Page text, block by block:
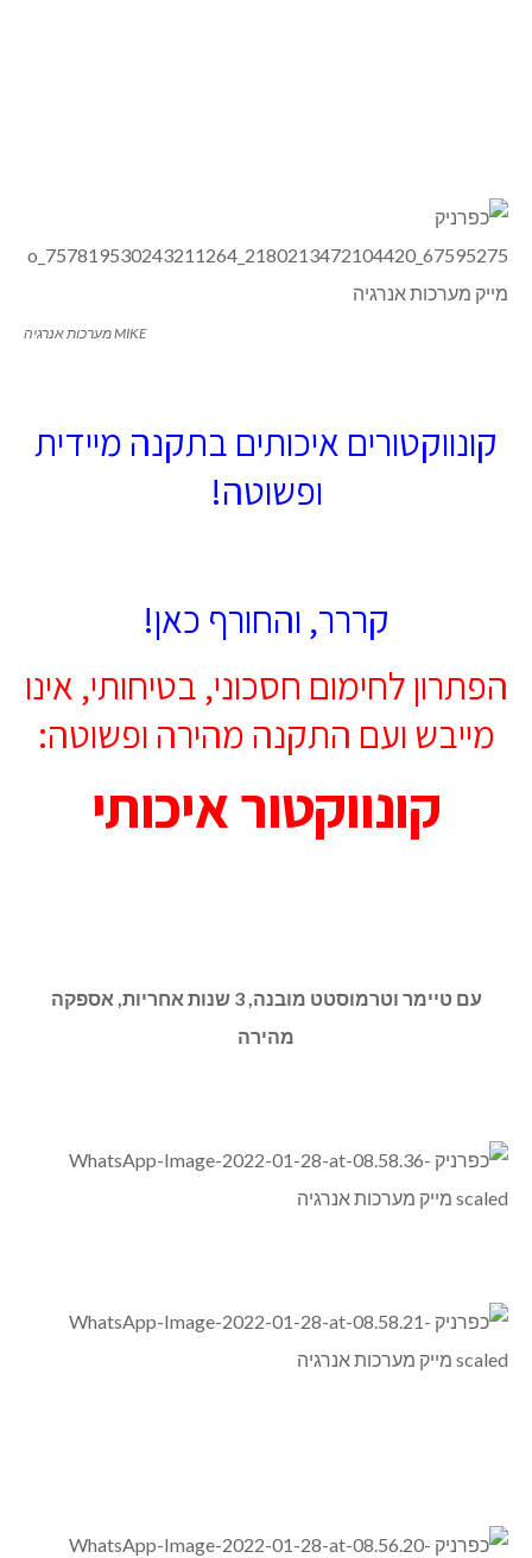
MIKE מערכות אנרגיה
קונווקטורים איכותים בתקנה מיידית
ופשוטה!
קררר, והחורף כאן!
הפתרון לחימום חסכוני, בטיחותי, אינו
מייבש ועם התקנה מהירה ופשוטה:
קונווקטור איכותי
עם טיימר וטרמוסטט מובנה, 3 שנות אחריות, אספקה
מהירה